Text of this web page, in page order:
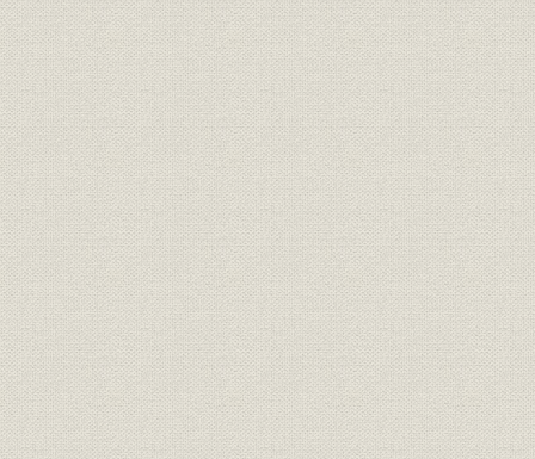
着着と進む体制づくり
PVC(合成樹脂)製品の開発
ひろがる商品群
転換期をむかえた染色加工
積極的な販売活動
第六章 充実の時代(昭和三一~三五年)
近代化と工業化の時代
多様化する出版
整備すすむ組織機構
創立四〇周年をむかえる